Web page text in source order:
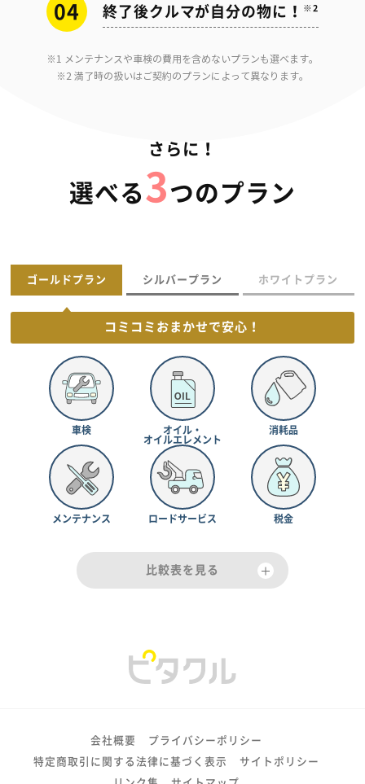
04 終了後クルマが自分の物に！ ※2
※1 メンテナンスや車検の費用を含めないプランも選べます。
※2 満了時の扱いはご契約のプランによって異なります。
さらに！
選べる 3 つのプラン
ゴールドプラン シルバープラン ホワイトプラン
コミコミおまかせで安心！
車検
オイル・
オイルエレメント
消耗品
メンテナンス ロードサービス 税金
比較表を見る
会社概要
プライバシーポリシー
特定商取引に関する法律に基づく表示
サイトポリシー